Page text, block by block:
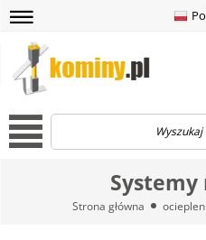
menu
Strona główna
menu
menu